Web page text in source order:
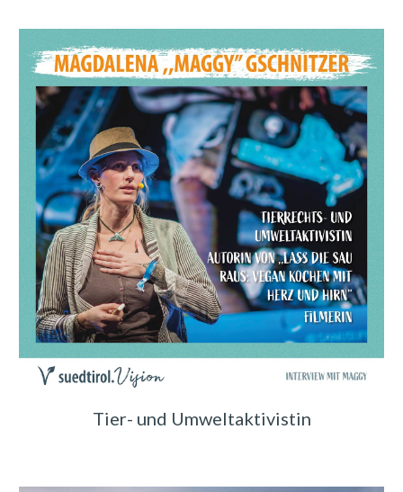
Tier- und Umweltaktivistin